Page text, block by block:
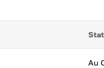
Au